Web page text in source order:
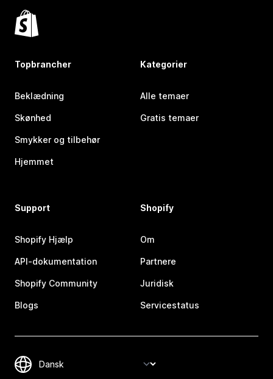
Topbrancher
Beklædning
Skønhed
Smykker og tilbehør
Hjemmet
Kategorier
Alle temaer
Gratis temaer
Support
Shopify Hjælp
API-dokumentation
Shopify Community
Blogs
Shopify
Om
Partnere
Juridisk
Servicestatus